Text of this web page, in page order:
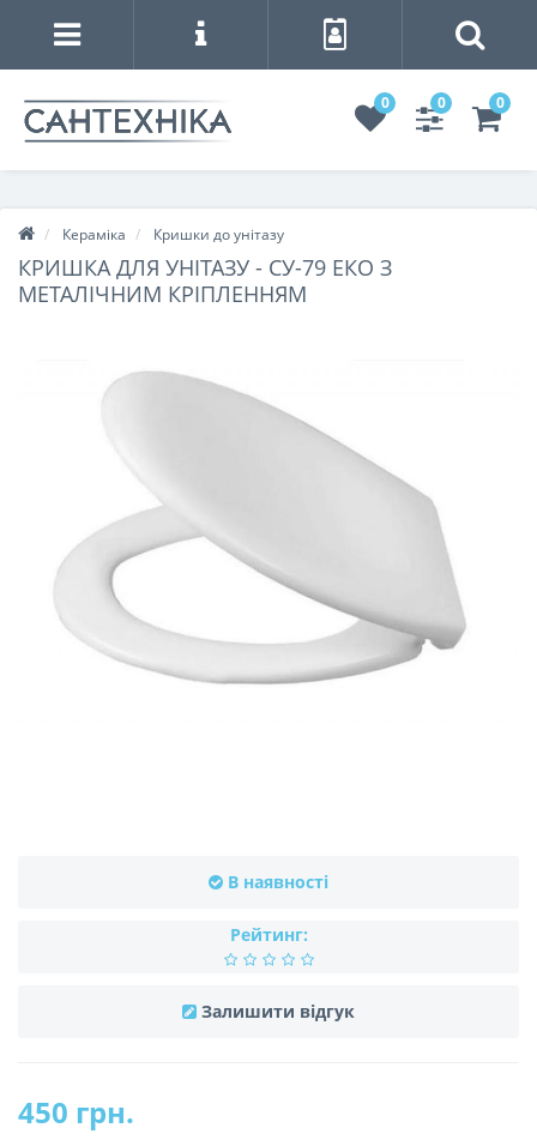
0 0 0
Кераміка Кришки до унітазу
КРИШКА ДЛЯ УНІТАЗУ - СУ-79 ЕКО З
МЕТАЛІЧНИМ КРІПЛЕННЯМ
В наявності
Рейтинг:
Залишити відгук
450 грн.